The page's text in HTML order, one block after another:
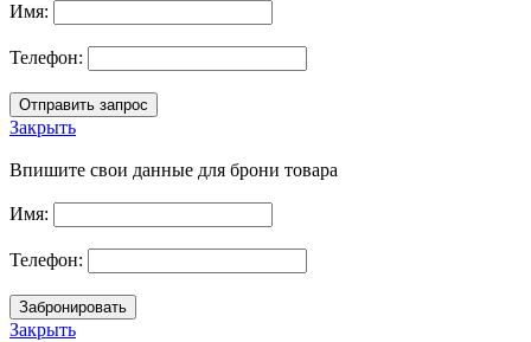
Имя:
Телефон:
Закрыть
Впишите свои данные для брони товара
Имя:
Телефон:
Закрыть